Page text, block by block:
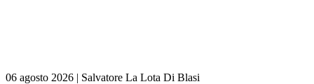
06 agosto 2026 | Salvatore La Lota Di Blasi